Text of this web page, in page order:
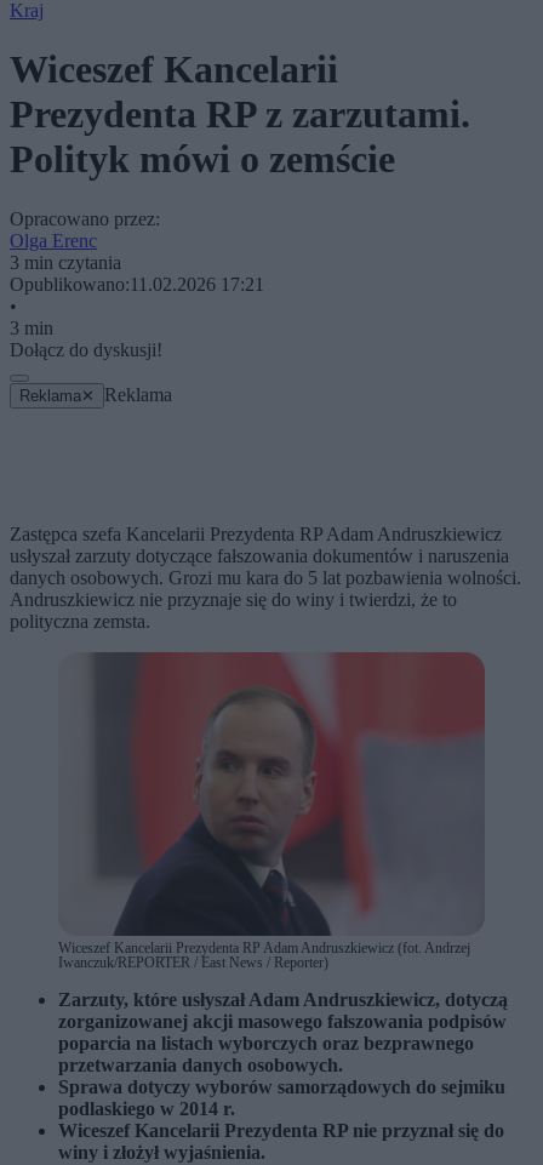
Kraj
Wiceszef Kancelarii
Prezydenta RP z zarzutami.
Polityk mówi o zemście
Opracowano przez:
Olga Erenc
3 min czytania
Opublikowano:11.02.2026 17:21
•
3 min
Dołącz do dyskusji!
Reklama ✕ Reklama
Zastępca szefa Kancelarii Prezydenta RP Adam Andruszkiewicz
usłyszał zarzuty dotyczące fałszowania dokumentów i naruszenia
danych osobowych. Grozi mu kara do 5 lat pozbawienia wolności.
Andruszkiewicz nie przyznaje się do winy i twierdzi, że to
polityczna zemsta.
Wiceszef Kancelarii Prezydenta RP Adam Andruszkiewicz (fot. Andrzej
Iwanczuk/REPORTER / East News / Reporter)
Zarzuty, które usłyszał Adam Andruszkiewicz, dotyczą
zorganizowanej akcji masowego fałszowania podpisów
poparcia na listach wyborczych oraz bezprawnego
przetwarzania danych osobowych.
Sprawa dotyczy wyborów samorządowych do sejmiku
podlaskiego w 2014 r.
Wiceszef Kancelarii Prezydenta RP nie przyznał się do
winy i złożył wyjaśnienia.